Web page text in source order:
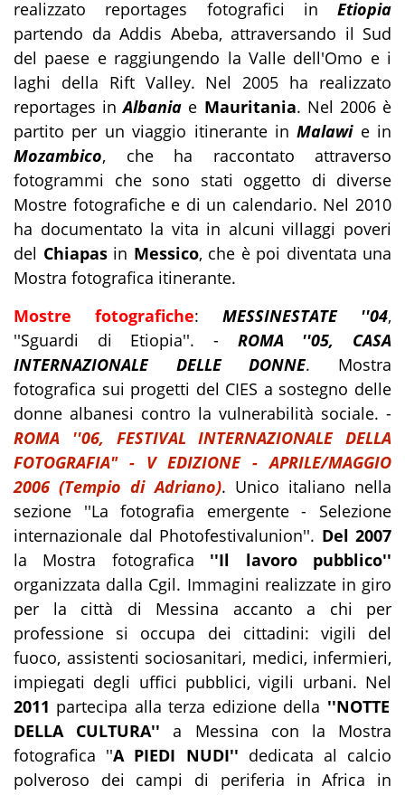
realizzato reportages fotografici in Etiopia
partendo da Addis Abeba, attraversando il Sud
del paese e raggiungendo la Valle dell'Omo e i
laghi della Rift Valley. Nel 2005 ha realizzato
reportages inAlbania e Mauritania. Nel 2006 è
partito per un viaggio itinerante inMalawie in
Mozambico, che ha raccontato attraverso
fotogrammi che sono stati oggetto di diverse
Mostre fotografiche e di un calendario. Nel 2010
ha documentato la vita in alcuni villaggi poveri
del Chiapasin Messico, che è poi diventata una
Mostra fotografica itinerante.
Mostre fotografiche: MESSINESTATE ''04,
''Sguardi di Etiopia''. - ROMA ''05, CASA
INTERNAZIONALE DELLE DONNE. Mostra
fotografica sui progetti del CIES a sostegno delle
donne albanesi contro la vulnerabilità sociale. -
ROMA ''06, FESTIVAL INTERNAZIONALE DELLA
FOTOGRAFIA" - V EDIZIONE - APRILE/MAGGIO
2006 (Tempio di Adriano). Unico italiano nella
sezione ''La fotografia emergente - Selezione
internazionale dal Photofestivalunion''. Del 2007
la Mostra fotografica ''Il lavoro pubblico''
organizzata dalla Cgil. Immagini realizzate in giro
per la città di Messina accanto a chi per
professione si occupa dei cittadini: vigili del
fuoco, assistenti sociosanitari, medici, infermieri,
impiegati degli uffici pubblici, vigili urbani. Nel
2011 partecipa alla terza edizione della ''NOTTE
DELLA CULTURA'' a Messina con la Mostra
fotografica ''A PIEDI NUDI'' dedicata al calcio
polveroso dei campi di periferia in Africa in